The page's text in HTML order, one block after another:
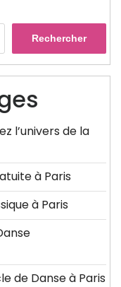
Rechercher
l’univers de la
à Paris
à Paris
de Danse à Paris